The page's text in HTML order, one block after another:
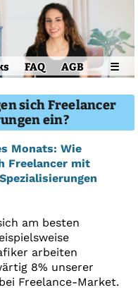
FAQ AGB ☰
sich Freelancer
ein?
am besten
arbeiten
8% unserer
Freelance-Market.